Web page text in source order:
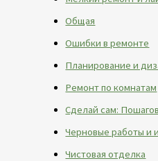
Общая
Ошибки в ремонте
Планирование и
Ремонт по комнатам
Сделай сам:
Черновые работы и
Чистовая отделка